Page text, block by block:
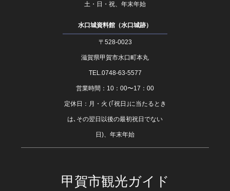
土・日・祝、年末年始
水口城資料館（水口城跡）
〒528-0023
滋賀県甲賀市水口町本丸
TEL.0748-63-5577
営業時間：10：00〜17：00
定休日：月・火 (｢祝日｣に当たるとき
は､その翌日以後の最初祝日でない
日)、年末年始
甲賀市観光ガイド